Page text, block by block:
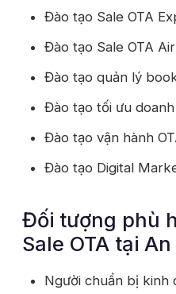
Đào tạo Sale OTA
Đào tạo Sale OTA
Đào tạo quản lý
Đào tạo tối ưu
Đào tạo vận hành
Đào tạo Digital
Đối tượng phù
Sale OTA tại
Người chuẩn bị kinh